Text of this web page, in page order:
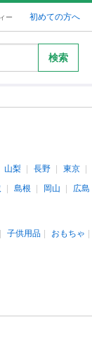
ー 初めての方へ
検索
山梨 長野 東京
島根 岡山 広島
子供用品 おもちゃ